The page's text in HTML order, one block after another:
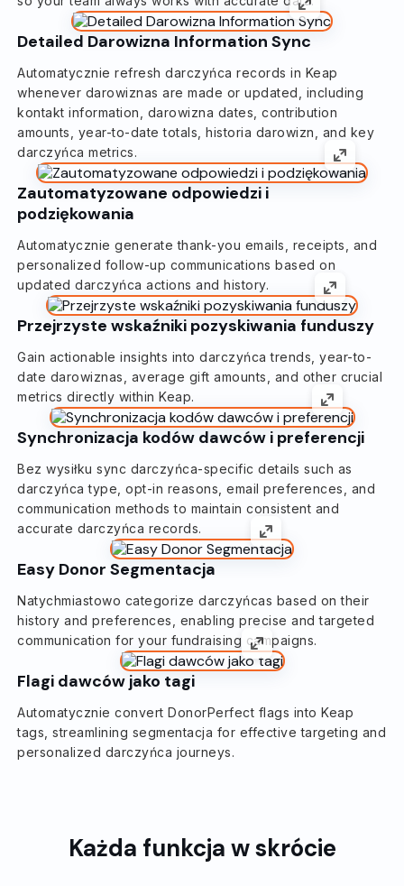
Detailed Darowizna Information Sync
Automatycznie refresh darczyńca records in Keap
whenever darowiznas are made or updated, including
kontakt information, darowizna dates, contribution
amounts, year-to-date totals, historia darowizn, and key
darczyńca metrics.
Zautomatyzowane odpowiedzi i
podziękowania
Automatycznie generate thank-you emails, receipts, and
personalized follow-up communications based on
updated darczyńca actions and history.
Przejrzyste wskaźniki pozyskiwania funduszy
Gain actionable insights into darczyńca trends, year-to-
date darowiznas, average gift amounts, and other crucial
metrics directly within Keap.
Synchronizacja kodów dawców i preferencji
Bez wysiłku sync darczyńca-specific details such as
darczyńca type, opt-in reasons, email preferences, and
communication methods to maintain consistent and
accurate darczyńca records.
Easy Donor Segmentacja
Natychmiastowo categorize darczyńcas based on their
history and preferences, enabling precise and targeted
communication for your fundraising campaigns.
Flagi dawców jako tagi
Automatycznie convert DonorPerfect flags into Keap
tags, streamlining segmentacja for effective targeting and
personalized darczyńca journeys.
Każda funkcja w skrócie